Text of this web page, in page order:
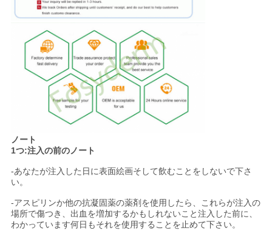
ノート
1つ:注入の前のノート
-あなたが注入した日に表面絵画そして飲むことをしないで下さ
い。
-アスピリンか他の抗凝固薬の薬剤を使用したら、これらが注入の
場所で傷つき、出血を増加するかもしれないこと注入した前に、
わかっています何日もそれを使用することを止めて下さい。